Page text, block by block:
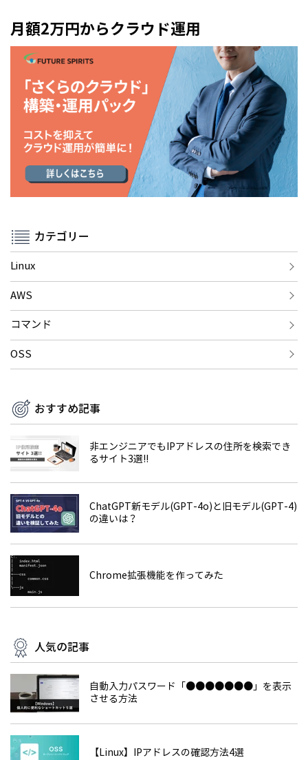
月額2万円からクラウド運用
カテゴリー
Linux
AWS
コマンド
OSS
おすすめ記事
非エンジニアでもIPアドレスの住所を検索でき
るサイト3選!!
ChatGPT新モデル(GPT-4o)と旧モデル(GPT-4)
の違いは？
Chrome拡張機能を作ってみた
人気の記事
自動入力パスワード「●●●●●●●」を表示
させる方法
【Linux】IPアドレスの確認方法4選